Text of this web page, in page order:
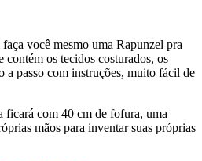
você mesmo uma Rapunzel pra
os tecidos costurados, os
a passo com instruções, muito fácil de
ficará com 40 cm de fofura, uma
mãos para inventar suas próprias